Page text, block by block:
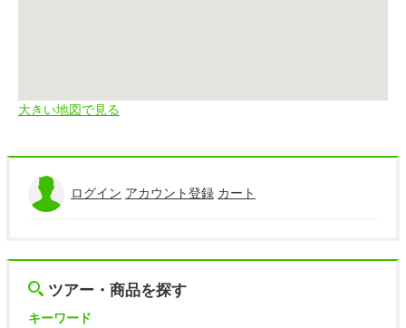
大きい地図で見る
ログイン アカウント登録 カート
ツアー・商品を探す
キーワード